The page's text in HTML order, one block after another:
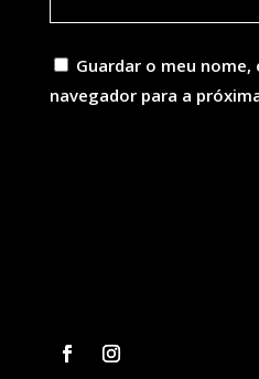
Guardar o meu
navegador para a